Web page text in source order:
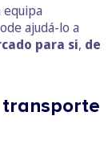
equipa
ajudá-lo a
para si, de